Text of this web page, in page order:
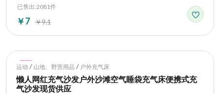
已售出:2081件
￥7 ￥9.1
Hot
运动 / 山地、野营用品 / 户外充气床
懒人网红充气沙发户外沙滩空气睡袋充气床便携式充
气沙发现货供应